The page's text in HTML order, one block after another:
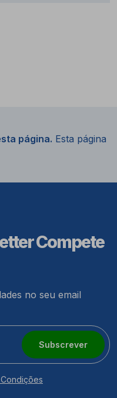
página. Esta página
Compete
no seu email
Subscrever